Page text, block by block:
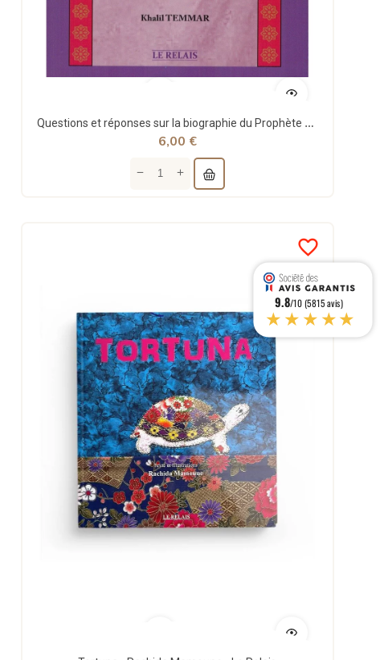
Questions et réponses sur la biographie du Prophète Mohammed - Khalil Temmar - Relais
6,00 €
favorite_border
9.8/10 (5815 avis)
★★★★★